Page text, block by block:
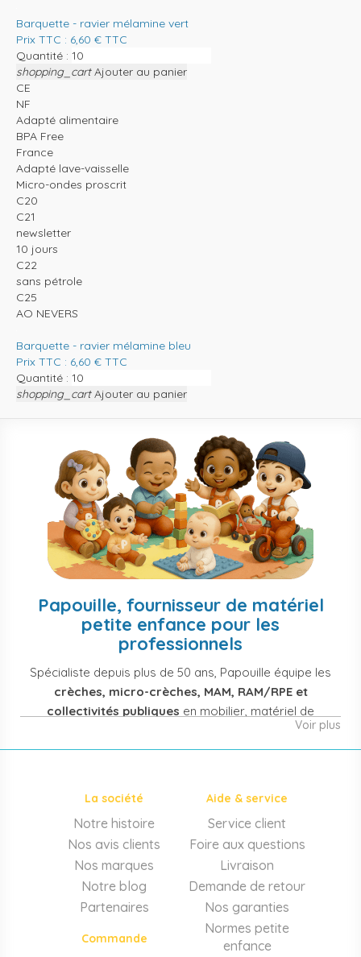
Barquette - ravier mélamine vert
Prix TTC : 6,60 € TTC
Quantité :
shopping_cart Ajouter au panier
CE
NF
Adapté alimentaire
BPA Free
France
Adapté lave-vaisselle
Micro-ondes proscrit
C20
C21
newsletter
10 jours
C22
sans pétrole
C25
AO NEVERS
Barquette - ravier mélamine bleu
Prix TTC : 6,60 € TTC
Quantité :
shopping_cart Ajouter au panier
Papouille, fournisseur de matériel
petite enfance pour les
professionnels
Spécialiste depuis plus de 50 ans, Papouille équipe les
crèches, micro-crèches, MAM, RAM/RPE et
collectivités publiques en mobilier, matériel de
puériculture, jouets et équipement pour structures
d'accueil de la petite enfance. Notre offre couvre
Mobilier et équipement de crèche
Lits crèche en bois, couchettes empilables, meubles à
langer sur mesure en résine antibactérienne, tables et
chaises adaptées aux 0-6 ans, banc-vestiaire, barrières de
séparation. Tout le matériel pour aménager une structure
conforme aux normes PMI.
Voir plus
La société
Notre histoire
Nos avis clients
Nos marques
Notre blog
Partenaires
Commande
Aide & service
Service client
Foire aux questions
Livraison
Demande de retour
Nos garanties
Normes petite
enfance